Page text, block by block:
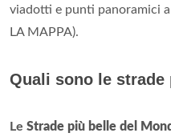
viadotti e punti panoramici
LA MAPPA).
Quali sono le
Le Strade più belle del